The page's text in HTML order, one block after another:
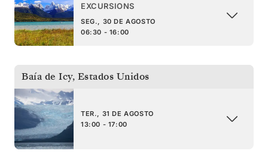
EXCURSIONS
SEG., 30 DE AGOSTO
06:30 - 16:00
Baía de Icy, Estados Unidos
TER., 31 DE AGOSTO
13:00 - 17:00